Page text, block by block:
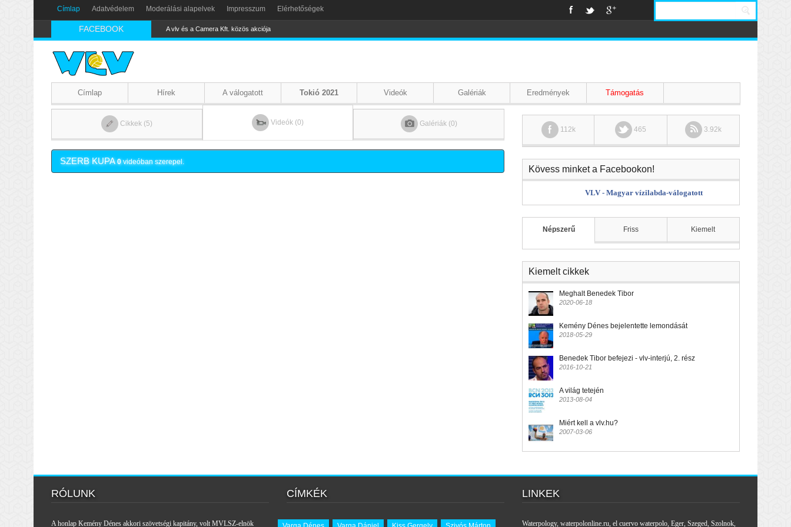
Címlap Adatvédelem Moderálási alapelvek Impresszum Elérhetőségek
FACEBOOK A vlv és a Camera Kft. közös akciója
Címlap Hírek A válogatott Tokió 2021 Videók Galériák Eredmények Támogatás
Cikkek (5) Videók (0) Galériák (0)
SZERB KUPA 0videóban szerepel.
112k 465 3.92k
Kövess minket a Facebookon!
VLV - Magyar vízilabda-válogatott
Népszerű Friss Kiemelt
Kiemelt cikkek
Meghalt Benedek Tibor
2020-06-18
Kemény Dénes bejelentette lemondását
2018-05-29
Benedek Tibor befejezi - vlv-interjú, 2. rész
2016-10-21
A világ tetején
2013-08-04
Miért kell a vlv.hu?
2007-03-06
RÓLUNK
A honlap Kemény Dénes akkori szövetségi kapitány, volt MVLSZ-elnök
CÍMKÉK LINKEK
Waterpology, waterpolonline.ru, el cuervo waterpolo, Eger, Szeged, Szolnok,